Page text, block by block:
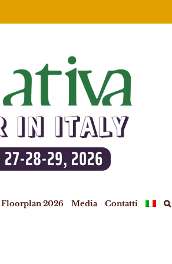
Floorplan 2026 Media Contatti